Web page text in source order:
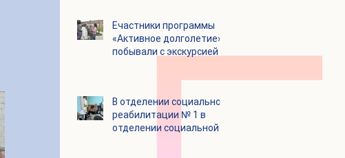
Eчастники программы
«Активное долголетие»
побывали с экскурсией в
В отделении социальной
реабилитации № 1 в
отделении социальной